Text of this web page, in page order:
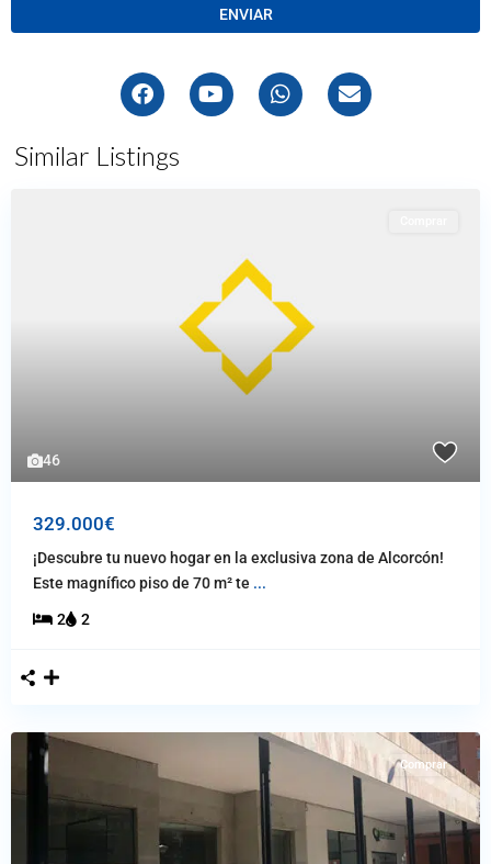
Similar Listings
46
329.000€
¡Descubre tu nuevo hogar en la exclusiva zona de Alcorcón!
Este magnífico piso de 70 m² te ...
2 2
Comprar